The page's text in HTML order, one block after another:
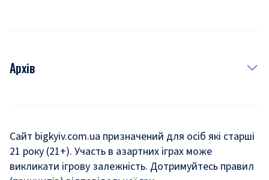
Архів
Комуналка
Хроніки війни
Сайт bigkyiv.com.ua призначений для осіб які старші
21 року (21+). Участь в азартних іграх може
викликати ігрову залежність. Дотримуйтесь правил